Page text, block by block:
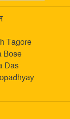
Tagore
Bose
Das